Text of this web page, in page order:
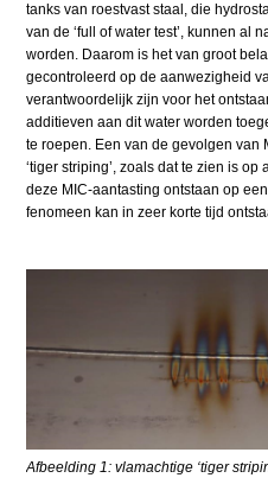
tanks van roestvast staal, die
van de ‘full of water test’, kunnen al
worden. Daarom is het van groot
gecontroleerd op de aanwezigheid
verantwoordelijk zijn voor het
additieven aan dit water worden
te roepen. Een van de gevolgen van
‘tiger striping’, zoals dat te zien is
deze MIC-aantasting ontstaan op
fenomeen kan in zeer korte tijd
Afbeelding 1: vlamachtige ‘tiger